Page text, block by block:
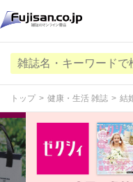
トップ 健康・生活 雑誌 結